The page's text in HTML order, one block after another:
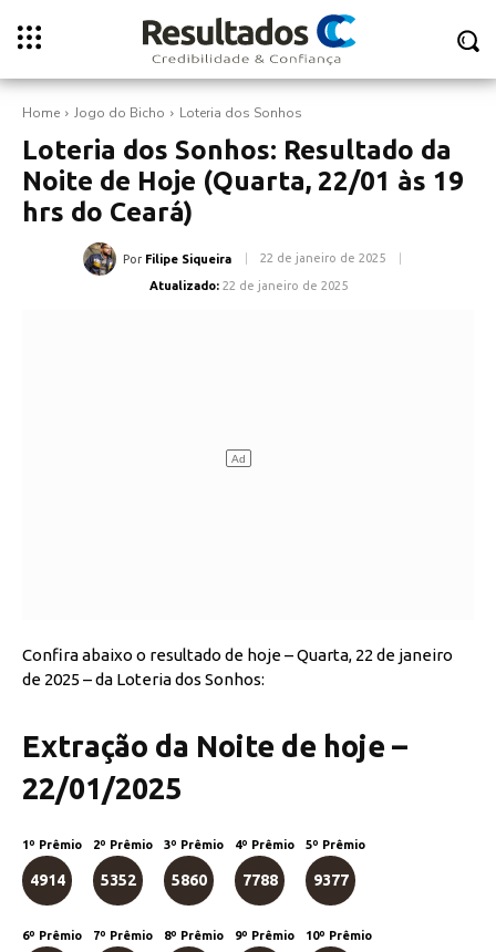
Home Jogo do Bicho Loteria dos Sonhos
Loteria dos Sonhos: Resultado da
Noite de Hoje (Quarta, 22/01 às 19
hrs do Ceará)
Por Filipe Siqueira 22 de janeiro de 2025
Atualizado: 22 de janeiro de 2025
Confira abaixo o resultado de hoje – Quarta, 22 de janeiro
de 2025 – da Loteria dos Sonhos:
Extração da Noite de hoje –
22/01/2025
1º Prêmio
4914
2º Prêmio
5352
3º Prêmio
5860
4º Prêmio
7788
5º Prêmio
9377
6º Prêmio 7º Prêmio 8º Prêmio 9º Prêmio 10º Prêmio